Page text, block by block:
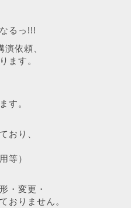
るっ!!!
依頼、
ます。
す。
おり、
等）
・変更・
おりません。